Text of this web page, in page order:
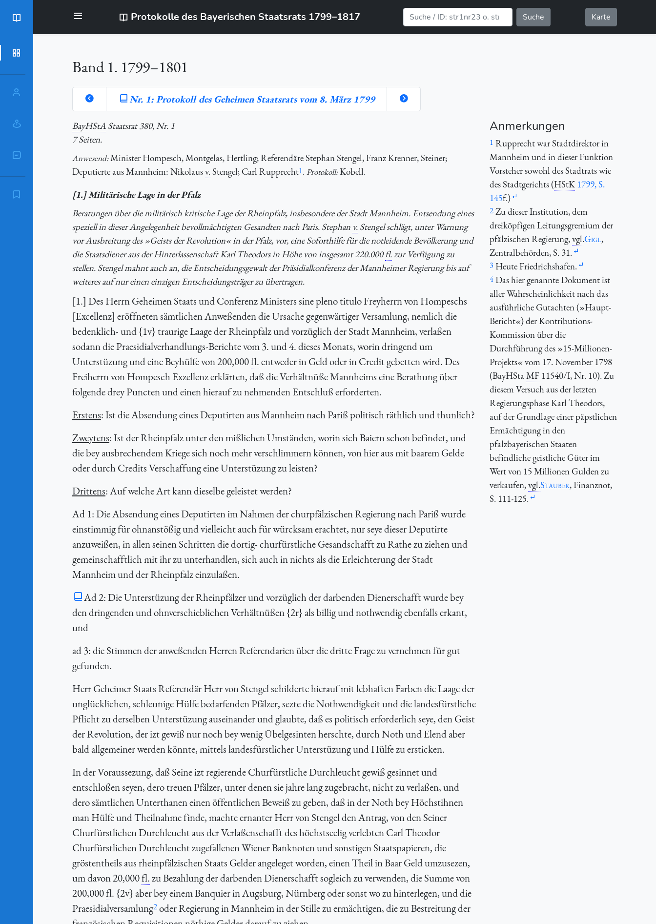
Protokolle des Bayerischen Staatsrats 1799–1817 Suche Karte
Sachschlagworte
Zitierempfehlung
Band 1. 1799–1801
Nr. 1: Protokoll des Geheimen Staatsrats vom 8. März 1799
BayHStA Staatsrat 380, Nr. 1
7 Seiten.
Anwesend:Minister Hompesch, Montgelas, Hertling; Referendäre Stephan Stengel, Franz Krenner, Steiner;
Deputierte aus Mannheim: Nikolausv.Stengel; Carl Rupprecht1.Protokoll:Kobell.
[1.] Militärische Lage in der Pfalz
Beratungen über die militärisch kritische Lage der Rheinpfalz, insbesondere der Stadt Mannheim. Entsendung eines
speziell in dieser Angelegenheit bevollmächtigten Gesandten nach Paris. Stephan v. Stengel schlägt, unter Warnung
vor Ausbreitung des »Geists der Revolution« in der Pfalz, vor, eine Soforthilfe für die notleidende Bevölkerung und
die Staatsdiener aus der Hinterlassenschaft Karl Theodors in Höhe von insgesamt 220.000fl.zur Verfügung zu
stellen. Stengel mahnt auch an, die Entscheidungsgewalt der Präsidialkonferenz der Mannheimer Regierung bis auf
weiteres auf nur einen einzigen Entscheidungsträger zu übertragen.
[1.] Des Herrn Geheimen Staats und Conferenz Ministers sine pleno titulo Freyherrn von Hompeschs
[Excellenz] eröffneten sämtlichen Anweßenden die Ursache gegenwärtiger Versamlung, nemlich die
bedenklich- und {1v} traurige Laage der Rheinpfalz und vorzüglich der Stadt Mannheim, verlaßen
sodann die Praesidialverhandlungs-Berichte vom 3. und 4. dieses Monats, worin dringend um
Unterstüzung und eine Beyhülfe von 200,000fl.entweder in Geld oder in Credit gebetten wird. Des
Freiherrn von Hompesch Exzellenz erklärten, daß die Verhältnüße Mannheims eine Berathung über
folgende drey Puncten und einen hierauf zu nehmenden Entschluß erforderten.
Erstens: Ist die Absendung eines Deputirten aus Mannheim nach Pariß politisch räthlich und thunlich?
Zweytens: Ist der Rheinpfalz unter den mißlichen Umständen, worin sich Baiern schon befindet, und
die bey ausbrechendem Kriege sich noch mehr verschlimmern können, von hier aus mit baarem Gelde
oder durch Credits Verschaffung eine Unterstüzung zu leisten?
Drittens: Auf welche Art kann dieselbe geleistet werden?
Ad 1: Die Absendung eines Deputirten im Nahmen der churpfälzischen Regierung nach Pariß wurde
einstimmig für ohnanstößig und vielleicht auch für würcksam erachtet, nur seye dieser Deputirte
anzuweißen, in allen seinen Schritten die dortig- churfürstliche Gesandschafft zu Rathe zu ziehen und
gemeinschafftlich mit ihr zu unterhandlen, sich auch in nichts als die Erleichterung der Stadt
Mannheim und der Rheinpfalz einzulaßen.
Ad 2: Die Unterstüzung der Rheinpfälzer und vorzüglich der darbenden Dienerschafft wurde bey
den dringenden und ohnverschieblichen Verhältnüßen {2r} als billig und nothwendig ebenfalls erkant,
und
ad 3: die Stimmen der anweßenden Herren Referendarien über die dritte Frage zu vernehmen für gut
gefunden.
Herr Geheimer Staats Referendär Herr von Stengel schilderte hierauf mit lebhaften Farben die Laage der
unglücklichen, schleunige Hülfe bedarfenden Pfälzer, sezte die Nothwendigkeit und die landesfürstliche
Pflicht zu derselben Unterstüzung auseinander und glaubte, daß es politisch erforderlich seye, den Geist
der Revolution, der izt gewiß nur noch bey wenig Übelgesinten herschte, durch Noth und Elend aber
bald allgemeiner werden könnte, mittels landesfürstlicher Unterstüzung und Hülfe zu ersticken.
In der Voraussezung, daß Seine izt regierende Churfürstliche Durchleucht gewiß gesinnet und
entschloßen seyen, dero treuen Pfälzer, unter denen sie jahre lang zugebracht, nicht zu verlaßen, und
dero sämtlichen Unterthanen einen öffentlichen Beweiß zu geben, daß in der Noth bey Höchstihnen
man Hülfe und Theilnahme finde, machte ernanter Herr von Stengel den Antrag, von den Seiner
Churfürstlichen Durchleucht aus der Verlaßenschafft des höchstseelig verlebten Carl Theodor
Churfürstlichen Durchleucht zugefallenen Wiener Banknoten und sonstigen Staatspapieren, die
gröstentheils aus rheinpfälzischen Staats Gelder angeleget worden, einen Theil in Baar Geld umzusezen,
um davon 20,000fl.zu Bezahlung der darbenden Dienerschafft sogleich zu verwenden, die Summe von
200,000fl. {2v} aber bey einem Banquier in Augsburg, Nürnberg oder sonst wo zu hinterlegen, und die
Praesidialversamlung2oder Regierung in Mannheim in der Stille zu ermächtigen, die zu Bestreitung der
Anmerkungen
1 Rupprecht war Stadtdirektor in
Mannheim und in dieser Funktion
Vorsteher sowohl des Stadtrats wie
des Stadtgerichts (HStK 1799, S.
145f.)
2Zu dieser Institution, dem
dreiköpfigen Leitungsgremium der
pfälzischen Regierung,vgl.Gigl,
Zentralbehörden, S. 31.
3 Heute Friedrichshafen.
4Das hier genannte Dokument ist
aller Wahrscheinlichkeit nach das
ausführliche Gutachten (»Haupt-
Bericht«) der Kontributions-
Kommission über die
Durchführung des »15-Millionen-
Projekts« vom 17. November 1798
(BayHStaMF 11540/I, Nr. 10). Zu
diesem Versuch aus der letzten
Regierungsphase Karl Theodors,
auf der Grundlage einer päpstlichen
Ermächtigung in den
pfalzbayerischen Staaten
befindliche geistliche Güter im
Wert von 15 Millionen Gulden zu
verkaufen,vgl.Stauber, Finanznot,
S. 111-125.